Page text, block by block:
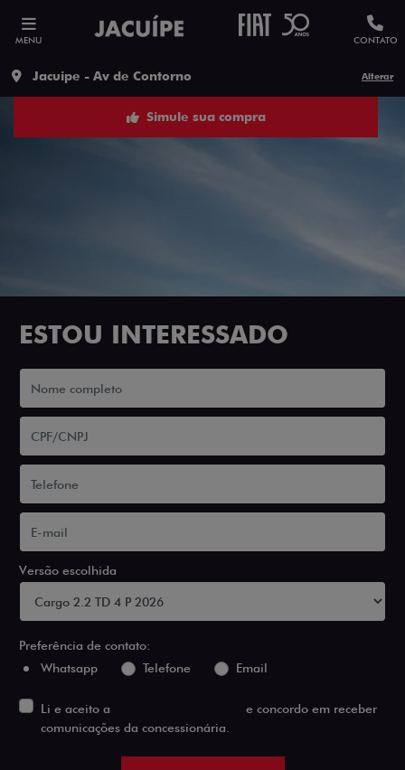
MENU CONTATO
Jacuipe - Av de Contorno Alterar
ESTOU INTERESSADO
Versão escolhida
Preferência de contato:
Whatsapp
Telefone Email
Li e aceito a
e concordo em receber
comunicações da concessionária.
Simule sua compra